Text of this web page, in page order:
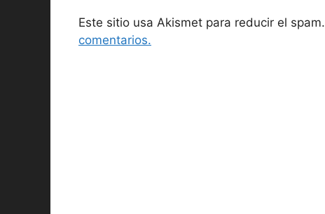
Este sitio usa Akismet para reducir el spam.
comentarios.